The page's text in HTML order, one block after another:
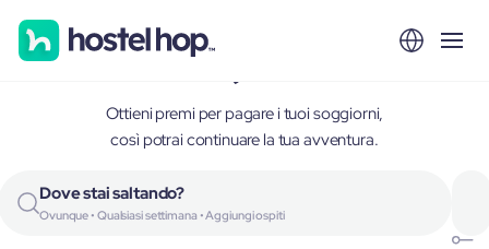
Vienna, Austria
Ottieni premi per pagare i tuoi soggiorni,
così potrai continuare la tua avventura.
Dove stai saltando?
Ovunque • Qualsiasi settimana • Aggiungi ospiti